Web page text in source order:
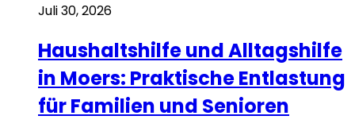
Juli 30, 2026
Haushaltshilfe und Alltagshilfe
in Moers: Praktische Entlastung
für Familien und Senioren